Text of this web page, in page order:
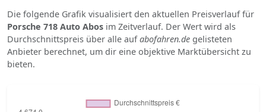
Die folgende Grafik visualisiert den aktuellen Preisverlauf für
Porsche 718 Auto Abos im Zeitverlauf. Der Wert wird als
Durchschnittspreis über alle aufabofahren.de gelisteten
Anbieter berechnet, um dir eine objektive Marktübersicht zu
bieten.